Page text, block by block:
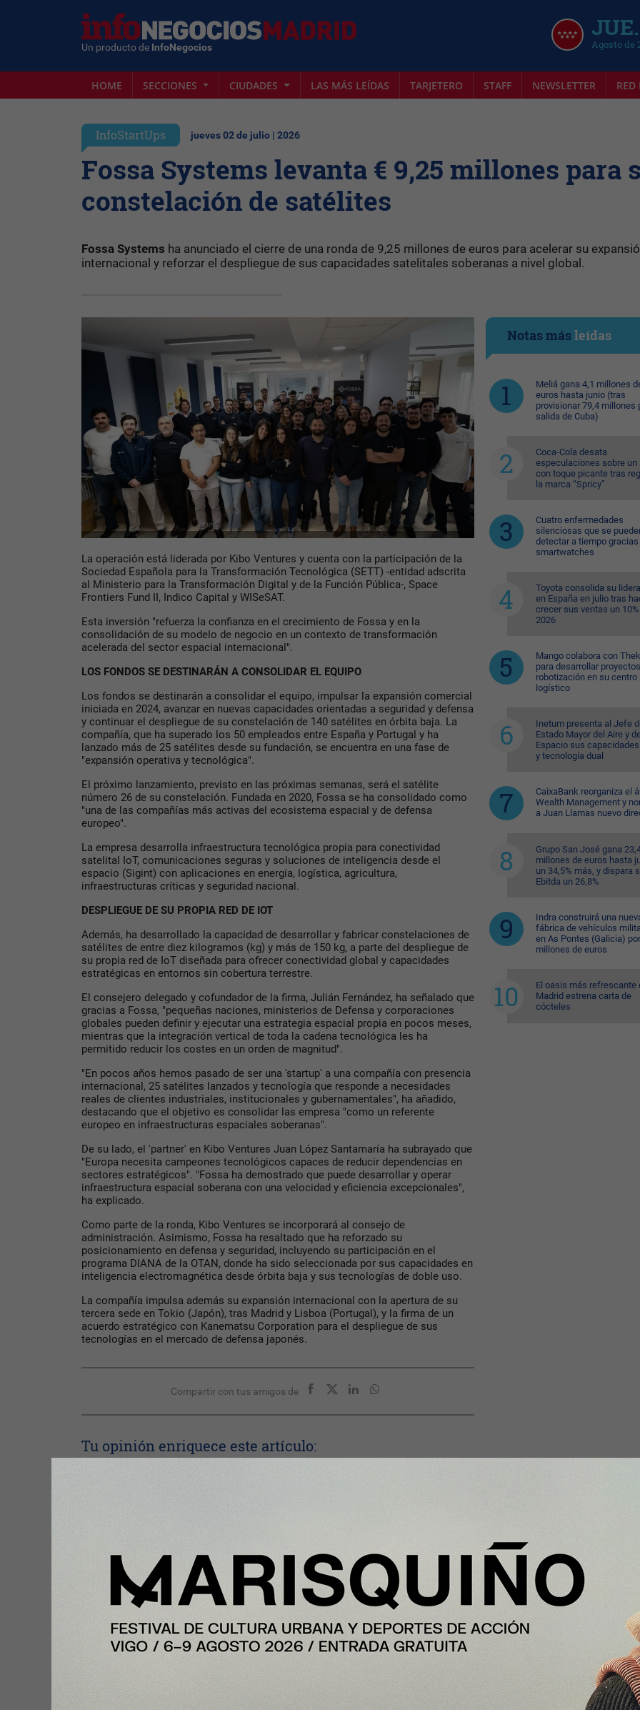
Un producto de InfoNegocios Agosto de
HOME SECCIONES CIUDADES LAS MÁS LEÍDAS TARJETERO STAFF NEWSLETTER
InfoStartUps jueves 02 de julio | 2026
Fossa Systems levanta € 9,25 millones para
constelación de satélites
Fossa Systems ha anunciado el cierre de una ronda de 9,25 millones de euros para acelerar su
internacional y reforzar el despliegue de sus capacidades satelitales soberanas a nivel global.
La operación está liderada por Kibo Ventures y cuenta con la participación de la
Sociedad Española para la Transformación Tecnológica (SETT) -entidad adscrita
al Ministerio para la Transformación Digital y de la Función Pública-, Space
Frontiers Fund II, Indico Capital y WISeSAT.
Esta inversión "refuerza la confianza en el crecimiento de Fossa y en la
consolidación de su modelo de negocio en un contexto de transformación
acelerada del sector espacial internacional".
LOS FONDOS SE DESTINARÁN A CONSOLIDAR EL EQUIPO
Los fondos se destinarán a consolidar el equipo, impulsar la expansión comercial
iniciada en 2024, avanzar en nuevas capacidades orientadas a seguridad y defensa
y continuar el despliegue de su constelación de 140 satélites en órbita baja. La
compañía, que ha superado los 50 empleados entre España y Portugal y ha
lanzado más de 25 satélites desde su fundación, se encuentra en una fase de
"expansión operativa y tecnológica".
El próximo lanzamiento, previsto en las próximas semanas, será el satélite
número 26 de su constelación. Fundada en 2020, Fossa se ha consolidado como
"una de las compañías más activas del ecosistema espacial y de defensa
europeo".
La empresa desarrolla infraestructura tecnológica propia para conectividad
satelital IoT, comunicaciones seguras y soluciones de inteligencia desde el
espacio (Sigint) con aplicaciones en energía, logística, agricultura,
infraestructuras críticas y seguridad nacional.
DESPLIEGUE DE SU PROPIA RED DE IOT
Además, ha desarrollado la capacidad de desarrollar y fabricar constelaciones de
satélites de entre diez kilogramos (kg) y más de 150 kg, a parte del despliegue de
su propia red de IoT diseñada para ofrecer conectividad global y capacidades
estratégicas en entornos sin cobertura terrestre.
El consejero delegado y cofundador de la firma, Julián Fernández, ha señalado que
gracias a Fossa, "pequeñas naciones, ministerios de Defensa y corporaciones
globales pueden definir y ejecutar una estrategia espacial propia en pocos meses,
mientras que la integración vertical de toda la cadena tecnológica les ha
permitido reducir los costes en un orden de magnitud".
"En pocos años hemos pasado de ser una 'startup' a una compañía con presencia
internacional, 25 satélites lanzados y tecnología que responde a necesidades
reales de clientes industriales, institucionales y gubernamentales", ha añadido,
destacando que el objetivo es consolidar las empresa "como un referente
europeo en infraestructuras espaciales soberanas".
De su lado, el 'partner' en Kibo Ventures Juan López Santamaría ha subrayado que
"Europa necesita campeones tecnológicos capaces de reducir dependencias en
sectores estratégicos". "Fossa ha demostrado que puede desarrollar y operar
infraestructura espacial soberana con una velocidad y eficiencia excepcionales",
ha explicado.
Como parte de la ronda, Kibo Ventures se incorporará al consejo de
administración. Asimismo, Fossa ha resaltado que ha reforzado su
posicionamiento en defensa y seguridad, incluyendo su participación en el
programa DIANA de la OTAN, donde ha sido seleccionada por sus capacidades en
inteligencia electromagnética desde órbita baja y sus tecnologías de doble uso.
La compañía impulsa además su expansión internacional con la apertura de su
tercera sede en Tokio (Japón), tras Madrid y Lisboa (Portugal), y la firma de un
acuerdo estratégico con Kanematsu Corporation para el despliegue de sus
tecnologías en el mercado de defensa japonés.
Compartir con tus amigos de
Tu opinión enriquece este artículo:
Notas másleídas
Meliá gana 4,1 millones
euros hasta junio (tras
provisionar 79,4 millones
salida de Cuba)
Coca-Cola desata
especulaciones sobre un
con toque picante tras
la marca “Spricy”
Cuatro enfermedades
silenciosas que se
detectar a tiempo
smartwatches
Toyota consolida su
en España en julio tras
crecer sus ventas un
2026
Mango colabora con
para desarrollar
robotización en su centro
logístico
Inetum presenta al Jefe
Estado Mayor del Aire y
Espacio sus
y tecnología dual
CaixaBank reorganiza el
Wealth Management y
a Juan Llamas nuevo
Grupo San José gana
millones de euros hasta
un 34,5% más, y dispara
Ebitda un 26,8%
Indra construirá una
fábrica de vehículos
en As Pontes (Galicia)
millones de euros
El oasis más refrescante
Madrid estrena carta de
cócteles
Te puede interesar:
Nota Principal
millones por su salida de Cuba)
Plus
Coca-Cola desata especulaciones
sobre un Sprite con toque picante
registrar la marca “Spricy”